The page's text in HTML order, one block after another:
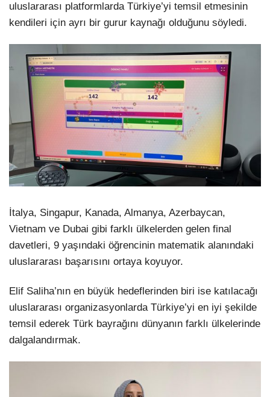
uluslararası platformlarda Türkiye’yi temsil etmesinin
kendileri için ayrı bir gurur kaynağı olduğunu söyledi.
İtalya, Singapur, Kanada, Almanya, Azerbaycan,
Vietnam ve Dubai gibi farklı ülkelerden gelen final
davetleri, 9 yaşındaki öğrencinin matematik alanındaki
uluslararası başarısını ortaya koyuyor.
Elif Saliha’nın en büyük hedeflerinden biri ise katılacağı
uluslararası organizasyonlarda Türkiye’yi en iyi şekilde
temsil ederek Türk bayrağını dünyanın farklı ülkelerinde
dalgalandırmak.